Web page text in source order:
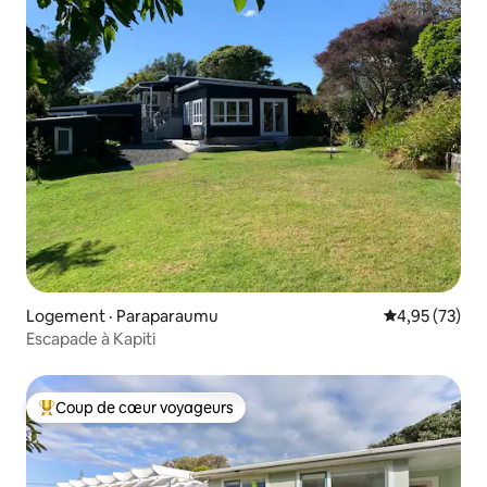
Logement · Paraparaumu Note
4,95 (73)
Escapade à Kapiti
Coup de cœur voyageurs parmi les plus aimés
Coup de cœur voyageurs